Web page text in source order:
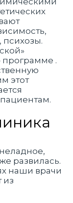
психозы.
программе .
этот
развилась.
наши врачи
из